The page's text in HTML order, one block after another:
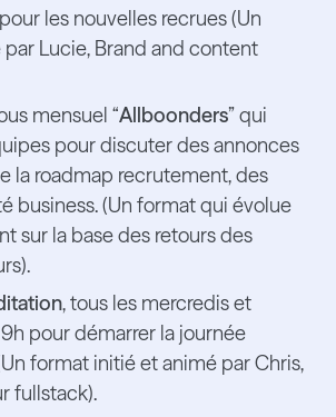
les nouvelles recrues (Un
Lucie, Brand and content
mensuel “Allboonders” qui
pour discuter des annonces
la roadmap recrutement, des
business. (Un format qui évolue
sur la base des retours des
, tous les mercredis et
pour démarrer la journée
format initié et animé par Chris,
fullstack).